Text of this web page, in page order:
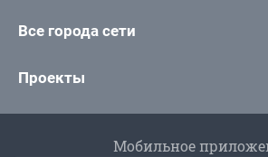
Все города сети
Проекты
Мобильное